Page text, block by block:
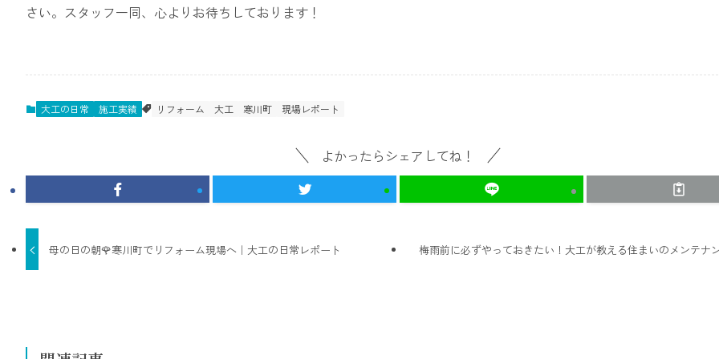
さい。スタッフ一同、心よりお待ちしております！
大工の日常 施工実績 リフォーム 大工 寒川町 現場レポート
よかったらシェアしてね！
母の日の朝🌹寒川町でリフォーム現場へ｜大工の日常レポート 梅雨前に必ずやっておきたい！大工が教える住まいのメンテナ